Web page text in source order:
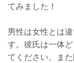
てみました！
男性は女性とは
す。彼氏は一体
てください。ま